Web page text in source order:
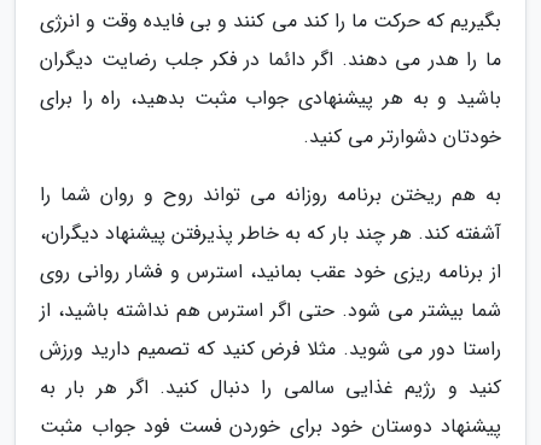
بگیریم که حرکت ما را کند می کنند و بی فایده وقت و انرژی
ما را هدر می دهند. اگر دائما در فکر جلب رضایت دیگران
باشید و به هر پیشنهادی جواب مثبت بدهید، راه را برای
خودتان دشوارتر می کنید.
به هم ریختن برنامه روزانه می تواند روح و روان شما را
آشفته کند. هر چند بار که به خاطر پذیرفتن پیشنهاد دیگران،
از برنامه ریزی خود عقب بمانید، استرس و فشار روانی روی
شما بیشتر می شود. حتی اگر استرس هم نداشته باشید، از
راستا دور می شوید. مثلا فرض کنید که تصمیم دارید ورزش
کنید و رژیم غذایی سالمی را دنبال کنید. اگر هر بار به
پیشنهاد دوستان خود برای خوردن فست فود جواب مثبت